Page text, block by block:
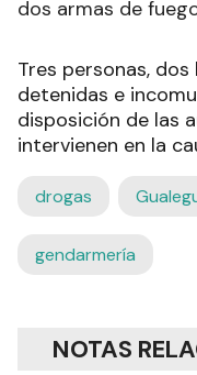
dos armas de
Tres personas,
detenidas e
disposición de las
intervienen en la
drogas
gendarmería
NOTAS